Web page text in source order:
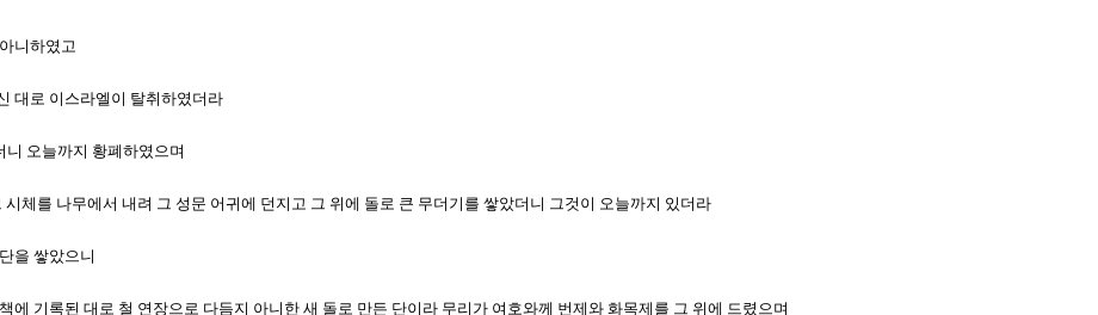
니하였고
대로 이스라엘이 탈취하였더라
오늘까지 황폐하였으며
체를 나무에서 내려 그 성문 어귀에 던지고 그 위에 돌로 큰 무더기를 쌓았더니 그것이 오늘까지 있더라
을 쌓았으니
기록된 대로 철 연장으로 다듬지 아니한 새 돌로 만든 단이라 무리가 여호와께 번제와 화목제를 그 위에 드렸으며